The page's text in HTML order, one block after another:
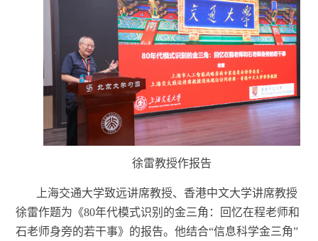
徐雷教授作报告
上海交通大学致远讲席教授、香港中文大学讲席教授
徐雷作题为《80年代模式识别的金三角：回忆在程老师和
石老师身旁的若干事》的报告。他结合“信息科学金三角”